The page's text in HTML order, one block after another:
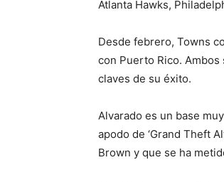
Atlanta Hawks,
Desde febrero, Towns
con Puerto Rico.
claves de su éxito.
Alvarado es un base
apodo de ‘Grand Theft
Brown y que se ha